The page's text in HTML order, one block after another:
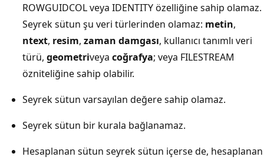
ROWGUIDCOL veya IDENTITY özelliğine sahip olamaz.
Seyrek sütun şu veri türlerinden olamaz: metin,
ntext, resim, zaman damgası, kullanıcı tanımlı veri
türü, geometriveya coğrafya; veya FILESTREAM
özniteliğine sahip olabilir.
Seyrek sütun varsayılan değere sahip olamaz.
Seyrek sütun bir kurala bağlanamaz.
Hesaplanan sütun seyrek sütun içerse de, hesaplanan